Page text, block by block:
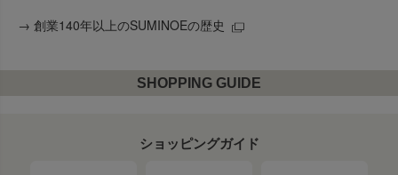
→ 創業140年以上のSUMINOEの歴史
SHOPPING GUIDE
ショッピングガイド